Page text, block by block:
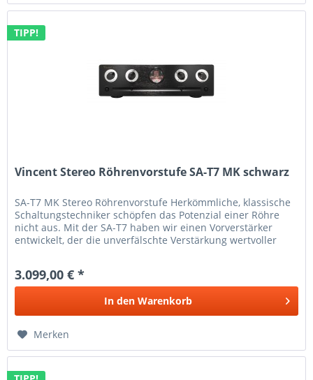
TIPP!
Vincent Stereo Röhrenvorstufe SA-T7 MK schwarz
SA-T7 MK Stereo Röhrenvorstufe Herkömmliche, klassische
Schaltungstechniker schöpfen das Potenzial einer Röhre
nicht aus. Mit der SA-T7 haben wir einen Vorverstärker
entwickelt, der die unverfälschte Verstärkung wertvoller
3.099,00 € *
In den Warenkorb
Merken